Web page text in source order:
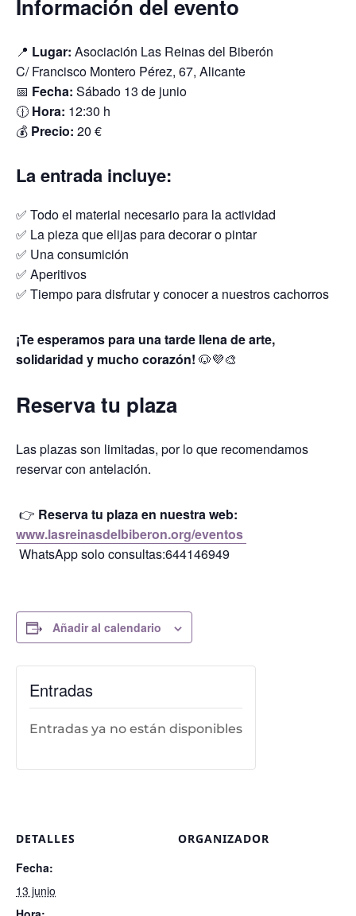
Información del evento
📍 Lugar: Asociación Las Reinas del Biberón
C/ Francisco Montero Pérez, 67, Alicante
📅 Fecha: Sábado 13 de junio
🕧 Hora: 12:30 h
💰 Precio: 20 €
La entrada incluye:
✅ Todo el material necesario para la actividad
✅ La pieza que elijas para decorar o pintar
✅ Una consumición
✅ Aperitivos
✅ Tiempo para disfrutar y conocer a nuestros cachorros
¡Te esperamos para una tarde llena de arte,
solidaridad y mucho corazón! 🐶💜🎨
Reserva tu plaza
Las plazas son limitadas, por lo que recomendamos
reservar con antelación.
👉 Reserva tu plaza en nuestra web:
www.lasreinasdelbiberon.org/eventos
WhatsApp solo consultas:644146949
Añadir al calendario
DETALLES
Fecha:
13 junio
ORGANIZADOR
Entradas
Entradas ya no están disponibles